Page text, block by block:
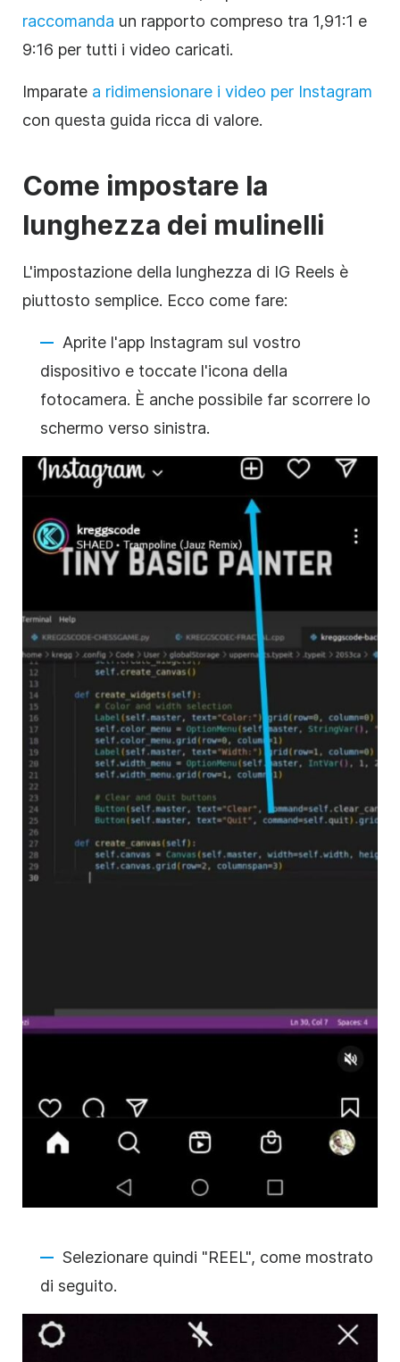
raccomanda un rapporto compreso tra 1,91:1 e
9:16 per tutti i video caricati.
Imparate a ridimensionare i video per Instagram
con questa guida ricca di valore.
Come impostare la
lunghezza dei mulinelli
L'impostazione della lunghezza di IG Reels è
piuttosto semplice. Ecco come fare:
Aprite l'app Instagram sul vostro
dispositivo e toccate l'icona della
fotocamera. È anche possibile far scorrere lo
schermo verso sinistra.
Selezionare quindi "REEL", come mostrato
di seguito.